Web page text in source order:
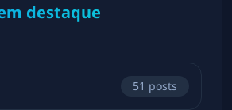
destaque
51 posts